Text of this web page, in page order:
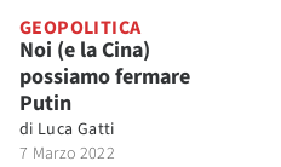
GEOPOLITICA
Noi (e la Cina)
possiamo fermare
Putin
di Luca Gatti
7 Marzo 2022